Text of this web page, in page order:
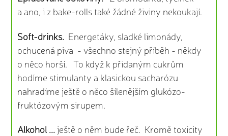
a ano, i z bake-rolls také žádné živiny nekoukají.
Soft-drinks. Energeťáky, sladké limonády,
ochucená piva - všechno stejný příběh - někdy
o něco horší. To když k přidaným cukrům
hodíme stimulanty a klasickou sacharózu
nahradíme ještě o něco šílenějším glukózo-
fruktózovým sirupem.
Alkohol ... ještě o něm bude řeč. Kromě toxicity